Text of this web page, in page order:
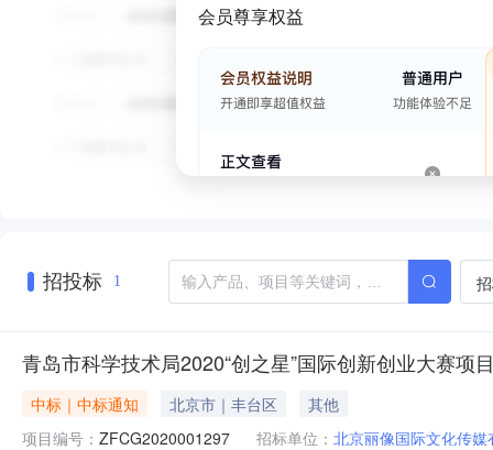
会员尊享权益
招投标 1
青岛市科学技术局2020“创之星”国际创新创业大赛项
中标｜中标通知 北京市｜丰台区
其他
项目编号： ZFCG2020001297 招标单位： 北京丽像国际文化传媒